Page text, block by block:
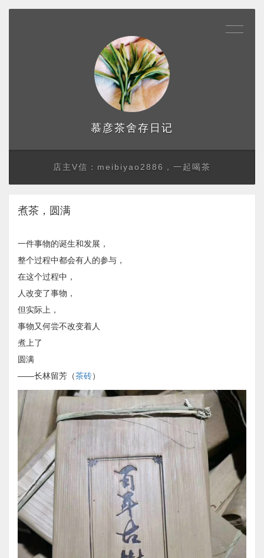
慕彦茶舍存日记
店主V信：meibiyao2886，一起喝茶
煮茶，圆满
一件事物的诞生和发展，
整个过程中都会有人的参与，
在这个过程中，
人改变了事物，
但实际上，
事物又何尝不改变着人
煮上了
圆满
——长林留芳（茶砖）